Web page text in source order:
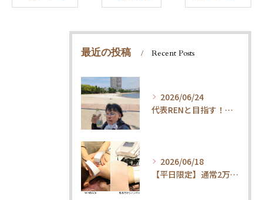
最近の投稿 Recent Posts
2026/06/24
代表RENと目指す！内臓ケア×ウォーキングで叶える「疲れ知らずの健康体」
2026/06/18
【平日限定】通常2万円→1.5万円！整体×内臓ケアで代謝UP・体質改善コース